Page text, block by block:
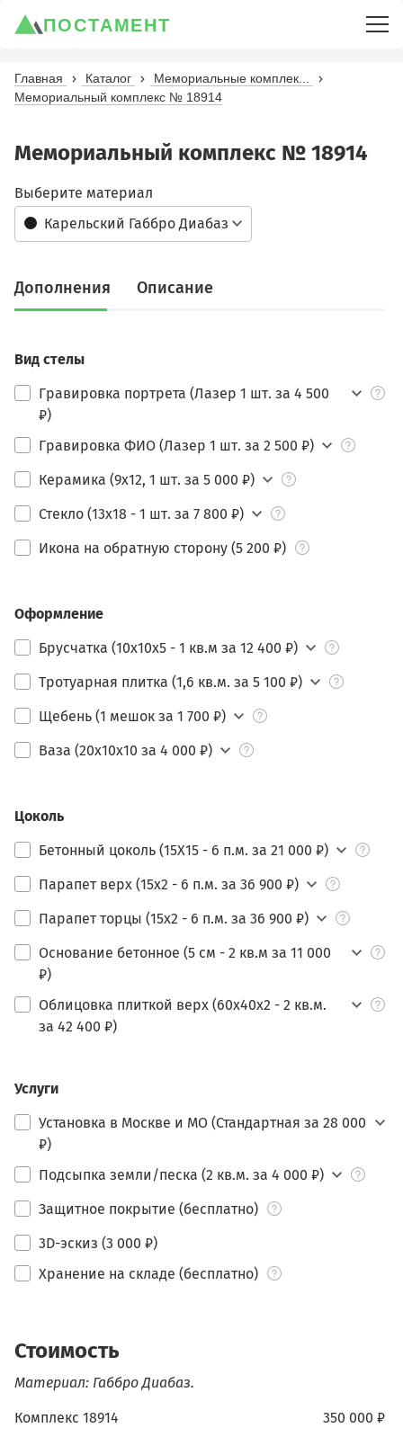
ПОСТАМЕНТ
Главная Каталог
Мемориальные комплек...
Мемориальный комплекс № 18914
Мемориальный комплекс № 18914
Карельский Габбро Диабаз
Выберите материал
Дополнения Описание
Вид стелы
Гравировка портрета (Лазер 1 шт. за 4 500
₽)
Гравировка ФИО (Лазер 1 шт. за 2 500 ₽)
Керамика (9х12, 1 шт. за 5 000 ₽)
Стекло (13х18 - 1 шт. за 7 800 ₽)
Икона на обратную сторону (5 200 ₽)
Оформление
Брусчатка (10х10х5 - 1 кв.м за 12 400 ₽)
Тротуарная плитка (1,6 кв.м. за 5 100 ₽)
Щебень (1 мешок за 1 700 ₽)
Ваза (20х10х10 за 4 000 ₽)
Цоколь
Бетонный цоколь (15Х15 - 6 п.м. за 21 000 ₽)
Парапет верх (15х2 - 6 п.м. за 36 900 ₽)
Парапет торцы (15х2 - 6 п.м. за 36 900 ₽)
Основание бетонное (5 см - 2 кв.м за 11 000
₽)
Облицовка плиткой верх (60х40х2 - 2 кв.м.
за 42 400 ₽)
Услуги
Установка в Москве и МО (Стандартная за 28 000
₽)
Подсыпка земли/песка (2 кв.м. за 4 000 ₽)
Защитное покрытие (бесплатно)
3D-эскиз (3 000 ₽)
Хранение на складе (бесплатно)
Стоимость
Материал: Габбро Диабаз.
350 000 ₽
Комплекс 18914